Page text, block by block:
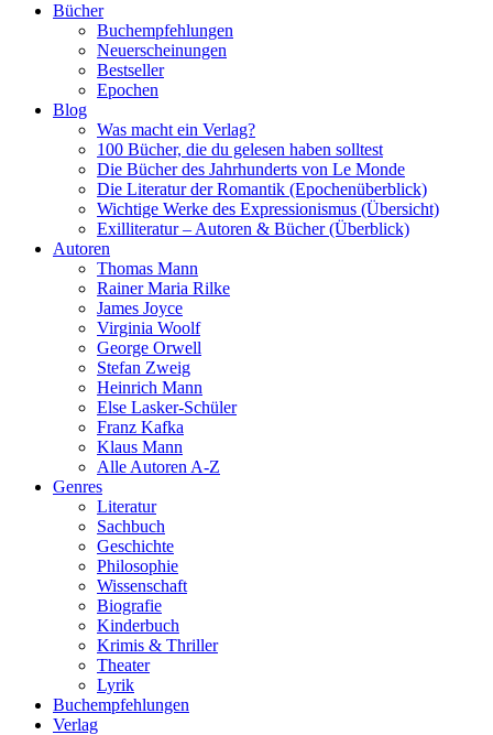
Bücher
Buchempfehlungen
Neuerscheinungen
Bestseller
Epochen
Blog
Was macht ein Verlag?
100 Bücher, die du gelesen haben solltest
Die Bücher des Jahrhunderts von Le Monde
Die Literatur der Romantik (Epochenüberblick)
Wichtige Werke des Expressionismus (Übersicht)
Exilliteratur – Autoren & Bücher (Überblick)
Autoren
Thomas Mann
Rainer Maria Rilke
James Joyce
Virginia Woolf
George Orwell
Stefan Zweig
Heinrich Mann
Else Lasker-Schüler
Franz Kafka
Klaus Mann
Alle Autoren A-Z
Genres
Literatur
Sachbuch
Geschichte
Philosophie
Wissenschaft
Biografie
Kinderbuch
Krimis & Thriller
Theater
Lyrik
Buchempfehlungen
Verlag